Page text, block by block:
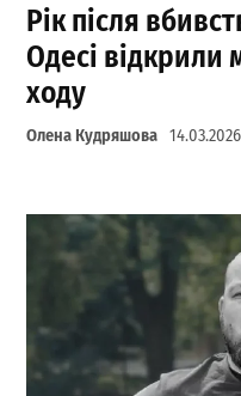
Рік після
Одесі відкрили
ходу
Олена Кудряшова 14.03.2026